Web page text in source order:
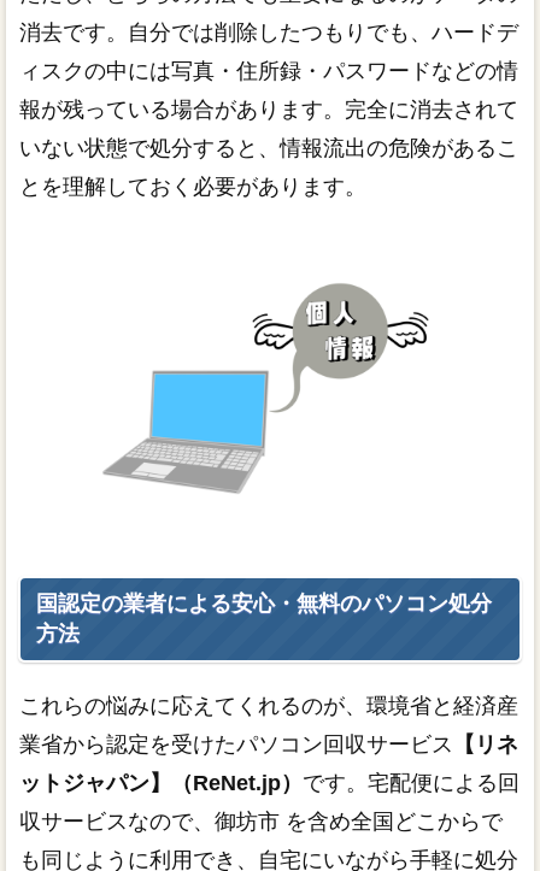
消去です。自分では削除したつもりでも、ハードデ
ィスクの中には写真・住所録・パスワードなどの情
報が残っている場合があります。完全に消去されて
いない状態で処分すると、情報流出の危険があるこ
とを理解しておく必要があります。
国認定の業者による安心・無料のパソコン処分
方法
これらの悩みに応えてくれるのが、環境省と経済産
業省から認定を受けたパソコン回収サービス 【リネ
ットジャパン】（ReNet.jp） です。宅配便による回
収サービスなので、御坊市 を含め全国どこからで
も同じように利用でき、自宅にいながら手軽に処分